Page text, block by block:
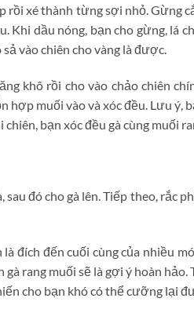
rồi xé thành từng sợi nhỏ. Gừng
Khi dầu nóng, bạn cho gừng, lá
vào chiên cho vàng là được.
khô rồi cho vào chảo chiên
hợp muối vào và xóc đều. Lưu ý,
chiên, bạn xóc đều gà cùng muối
sau đó cho gà lên. Tiếp theo, rắc
đích đến cuối cùng của nhiều
rang muối sẽ là gợi ý hoàn
cho bạn khó có thể cưỡng lại